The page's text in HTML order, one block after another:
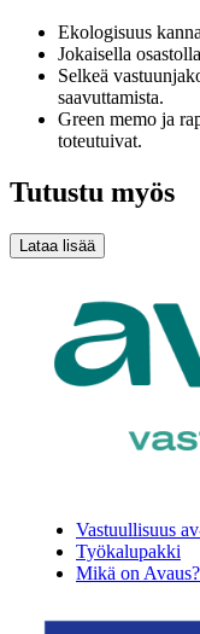
Ekologisuus
Jokaisella
Selkeä
saavuttamista.
Green memo ja
toteutuivat.
Tutustu myös
Vastuullisuus
Työkalupakki
Mikä on Avaus?